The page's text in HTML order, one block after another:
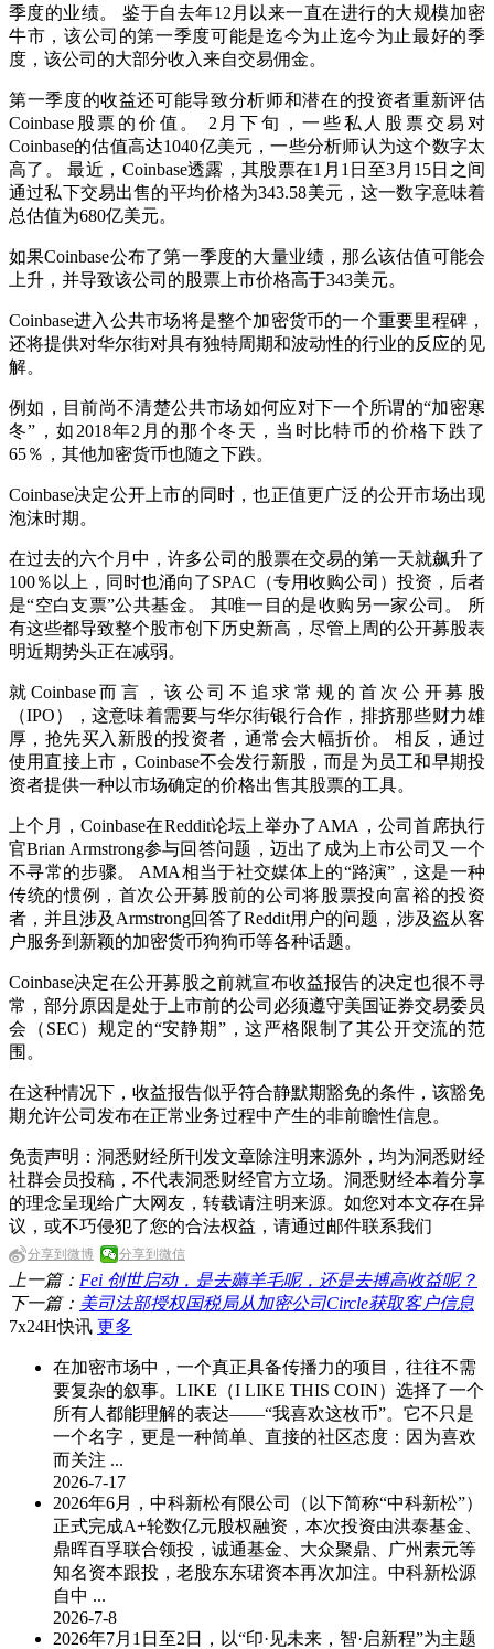
季度的业绩。 鉴于自去年12月以来一直在进行的大规模加密
牛市，该公司的第一季度可能是迄今为止迄今为止最好的季
度，该公司的大部分收入来自交易佣金。
第一季度的收益还可能导致分析师和潜在的投资者重新评估
Coinbase股票的价值。 2月下旬，一些私人股票交易对
Coinbase的估值高达1040亿美元，一些分析师认为这个数字太
高了。 最近，Coinbase透露，其股票在1月1日至3月15日之间
通过私下交易出售的平均价格为343.58美元，这一数字意味着
总估值为680亿美元。
如果Coinbase公布了第一季度的大量业绩，那么该估值可能会
上升，并导致该公司的股票上市价格高于343美元。
Coinbase进入公共市场将是整个加密货币的一个重要里程碑，
还将提供对华尔街对具有独特周期和波动性的行业的反应的见
解。
例如，目前尚不清楚公共市场如何应对下一个所谓的“加密寒
冬”，如2018年2月的那个冬天，当时比特币的价格下跌了
65％，其他加密货币也随之下跌。
Coinbase决定公开上市的同时，也正值更广泛的公开市场出现
泡沫时期。
在过去的六个月中，许多公司的股票在交易的第一天就飙升了
100％以上，同时也涌向了SPAC（专用收购公司）投资，后者
是“空白支票”公共基金。 其唯一目的是收购另一家公司。 所
有这些都导致整个股市创下历史新高，尽管上周的公开募股表
明近期势头正在减弱。
就Coinbase而言，该公司不追求常规的首次公开募股
（IPO），这意味着需要与华尔街银行合作，排挤那些财力雄
厚，抢先买入新股的投资者，通常会大幅折价。 相反，通过
使用直接上市，Coinbase不会发行新股，而是为员工和早期投
资者提供一种以市场确定的价格出售其股票的工具。
上个月，Coinbase在Reddit论坛上举办了AMA，公司首席执行
官Brian Armstrong参与回答问题，迈出了成为上市公司又一个
不寻常的步骤。 AMA相当于社交媒体上的“路演”，这是一种
传统的惯例，首次公开募股前的公司将股票投向富裕的投资
者，并且涉及Armstrong回答了Reddit用户的问题，涉及盗从客
户服务到新颖的加密货币狗狗币等各种话题。
Coinbase决定在公开募股之前就宣布收益报告的决定也很不寻
常，部分原因是处于上市前的公司必须遵守美国证券交易委员
会（SEC）规定的“安静期”，这严格限制了其公开交流的范
围。
在这种情况下，收益报告似乎符合静默期豁免的条件，该豁免
期允许公司发布在正常业务过程中产生的非前瞻性信息。
免责声明：洞悉财经所刊发文章除注明来源外，均为洞悉财经
社群会员投稿，不代表洞悉财经官方立场。洞悉财经本着分享
的理念呈现给广大网友，转载请注明来源。如您对本文存在异
议，或不巧侵犯了您的合法权益，请通过邮件联系我们
分享到微博 分享到微信
上一篇： Fei 创世启动，是去薅羊毛呢，还是去搏高收益呢？
下一篇： 美司法部授权国税局从加密公司Circle获取客户信息
7x24H快讯 更多
在加密市场中，一个真正具备传播力的项目，往往不需
要复杂的叙事。LIKE（I LIKE THIS COIN）选择了一个
所有人都能理解的表达——“我喜欢这枚币”。它不只是
一个名字，更是一种简单、直接的社区态度：因为喜欢
而关注 ...
2026-7-17
2026年6月，中科新松有限公司（以下简称“中科新松”）
正式完成A+轮数亿元股权融资，本次投资由洪泰基金、
鼎晖百孚联合领投，诚通基金、大众聚鼎、广州素元等
知名资本跟投，老股东东珺资本再次加注。中科新松源
自中 ...
2026-7-8
2026年7月1日至2日，以“印·见未来，智·启新程”为主题